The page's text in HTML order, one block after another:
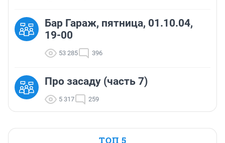
Бар Гараж, пятница, 01.10.04,
19-00
53 285 396
Про засаду (часть 7)
5 317 259
ТОП 5